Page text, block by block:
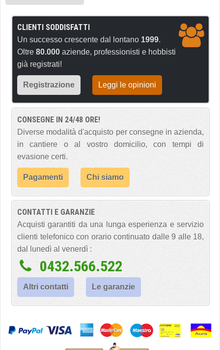
CLIENTI SODDISFATTI
Un successo crescente dal lontano 1999.
Oltre 80.000 aziende, professionisti e hobbisti
già registrati!
Registrazione Leggi le opinioni
CONSEGNE IN 24/48 ORE!
Diverse modalità d'acquisto per consegne in azienda,
in cantiere o al vostro domicilio, con tempi di
evasione certi.
Pagamenti Chi siamo
CONTATTI E GARANZIE
Acquisti garantiti da una lunga esperienza e servizio
clienti telefonico con orario continuato dalle 9 alle 18,
dal lunedì al venerdì :
0432.566.522
Altri contatti Le garanzie